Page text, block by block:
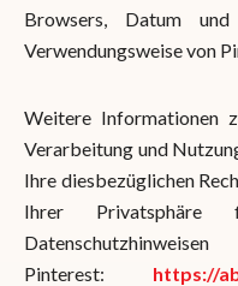
Browsers, Datum
Verwendungsweise von
Weitere Informationen
Verarbeitung und
Ihre diesbezüglichen
Ihrer
Pinterest: https://